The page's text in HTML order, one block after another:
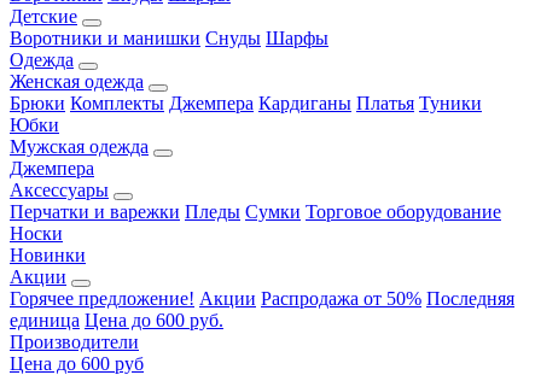
Детские
Воротники и манишки Снуды Шарфы
Одежда
Женская одежда
Брюки Комплекты Джемпера Кардиганы Платья Туники
Юбки
Мужская одежда
Джемпера
Аксессуары
Перчатки и варежки Пледы Сумки Торговое оборудование
Носки
Новинки
Акции
Горячее предложение! Акции Распродажа от 50% Последняя
единица Цена до 600 руб.
Производители
Цена до 600 руб